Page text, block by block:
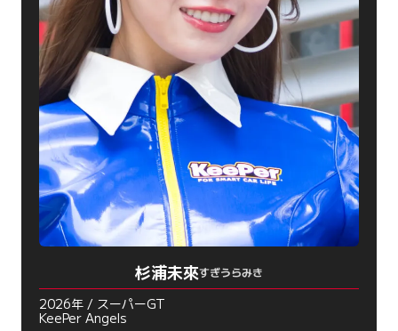
杉浦未來すぎうらみき
2026年 / スーパーGT
KeePer Angels